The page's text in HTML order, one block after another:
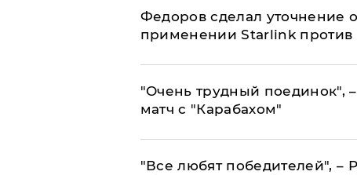
Федоров сделал уточнение
применении Starlink против
"Очень трудный поединок",
матч с "Карабахом"
​"Все любят победителей", –